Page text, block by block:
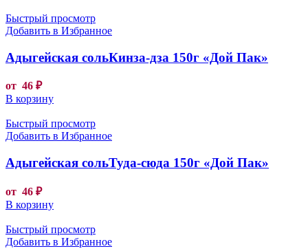
Быстрый просмотр
Добавить в Избранное
Адыгейская сольКинза-дза 150г «Дой Пак»
от 46 ₽
В корзину
Быстрый просмотр
Добавить в Избранное
Адыгейская сольТуда-сюда 150г «Дой Пак»
от 46 ₽
В корзину
Быстрый просмотр
Добавить в Избранное